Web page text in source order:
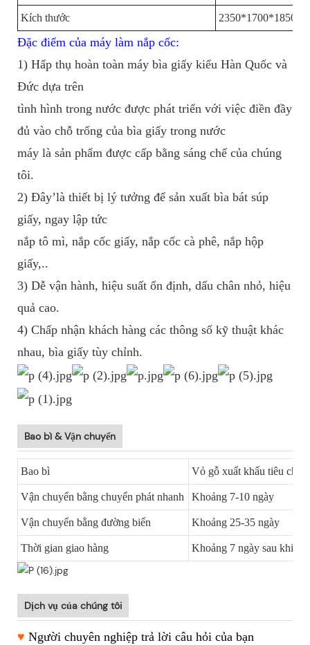
Kích thước
Đặc điểm của máy làm nắp cốc:
1) Hấp thụ hoàn toàn máy bìa giấy kiểu Hàn Quốc và
Đức dựa trên
tình hình trong nước được phát triển với việc điền đầy
đủ vào chỗ trống của bìa giấy trong nước
máy là sản phẩm được cấp bằng sáng chế của chúng
tôi.
2) Đây’là thiết bị lý tưởng để sản xuất bìa bát súp
giấy, ngay lập tức
nắp tô mì, nắp cốc giấy, nắp cốc cà phê, nắp hộp
giấy,..
3) Dễ vận hành, hiệu suất ổn định, dấu chân nhỏ, hiệu
quả cao.
4) Chấp nhận khách hàng các thông số kỹ thuật khác
nhau, bìa giấy tùy chỉnh.
Bao bì & Vận chuyển
Bao bì Vỏ gỗ xuất khẩu tiêu
Vận chuyển bằng chuyển phát nhanh Khoảng 7-10 ngày
Vận chuyển bằng đường biển Khoảng 25-35 ngày
Thời gian giao hàng Khoảng 7 ngày sau khi
Dịch vụ của chúng tôi
♥ Người chuyên nghiệp trả lời câu hỏi của bạn